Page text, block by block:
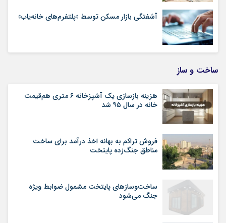
آشفتگی بازار مسکن توسط «پلتفرم‌های خانه‌یاب»
ساخت و ساز
هزینه بازسازی یک آشپزخانه ۶ متری هم‌قیمت
خانه در سال ۹۵ شد
فروش تراکم به بهانه اخذ درآمد برای ساخت
مناطق جنگ‌زده پایتخت
ساخت‌وسازهای پایتخت مشمول ضوابط ویژه
جنگ می‌شود